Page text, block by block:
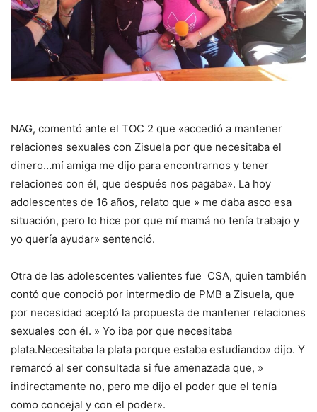
NAG, comentó ante el TOC 2 que «accedió a mantener
relaciones sexuales con Zisuela por que necesitaba el
dinero…mí amiga me dijo para encontrarnos y tener
relaciones con él, que después nos pagaba». La hoy
adolescentes de 16 años, relato que » me daba asco esa
situación, pero lo hice por que mí mamá no tenía trabajo y
yo quería ayudar» sentenció.
Otra de las adolescentes valientes fue CSA, quien también
contó que conoció por intermedio de PMB a Zisuela, que
por necesidad aceptó la propuesta de mantener relaciones
sexuales con él. » Yo iba por que necesitaba
plata.Necesitaba la plata porque estaba estudiando» dijo. Y
remarcó al ser consultada si fue amenazada que, »
indirectamente no, pero me dijo el poder que el tenía
como concejal y con el poder».